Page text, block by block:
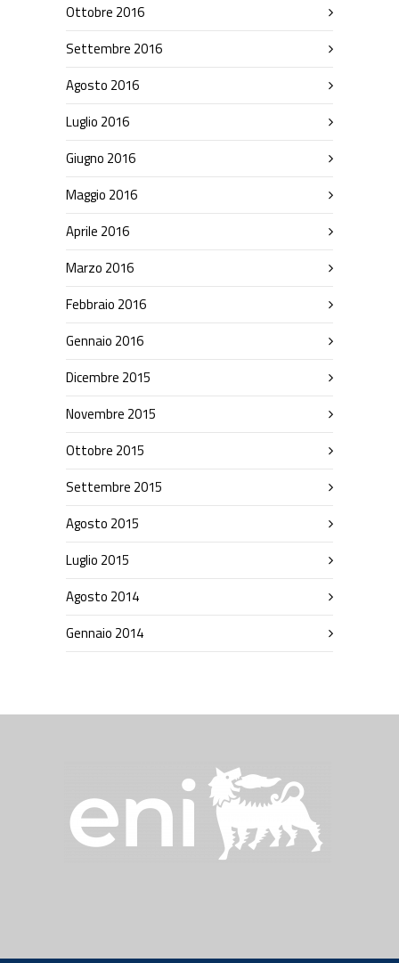
Ottobre 2016
Settembre 2016
Agosto 2016
Luglio 2016
Giugno 2016
Maggio 2016
Aprile 2016
Marzo 2016
Febbraio 2016
Gennaio 2016
Dicembre 2015
Novembre 2015
Ottobre 2015
Settembre 2015
Agosto 2015
Luglio 2015
Agosto 2014
Gennaio 2014